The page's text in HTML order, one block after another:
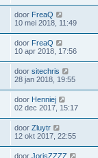
door FreaQ
10 mei 2018, 11:49
door FreaQ
10 apr 2018, 17:56
door sitechris
28 jan 2018, 19:55
door Henniej
02 dec 2017, 15:17
door Zluytr
12 okt 2017, 22:55
door JorisZZZZ